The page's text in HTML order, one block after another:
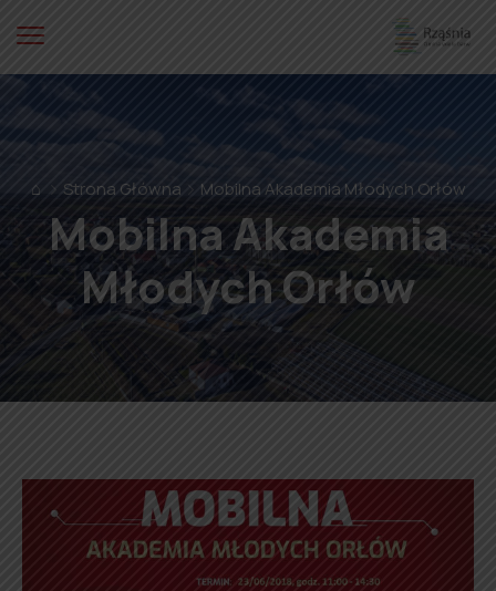
⌂ Strona Główna Mobilna Akademia Młodych Orłów
Mobilna Akademia
Młodych Orłów